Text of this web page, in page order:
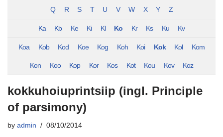
Q R S T U V W X Y Z
Ka Kb Ke Ki Kl Ko Kr Ks Ku Kv
Koa Kob Kod Koe Kog Koh Koi Kok Kol Kom
Kon Koo Kop Kor Kos Kot Kou Kov Koz
kokkuhoiuprintsiip (ingl. Principle
of parsimony)
by admin 08/10/2014